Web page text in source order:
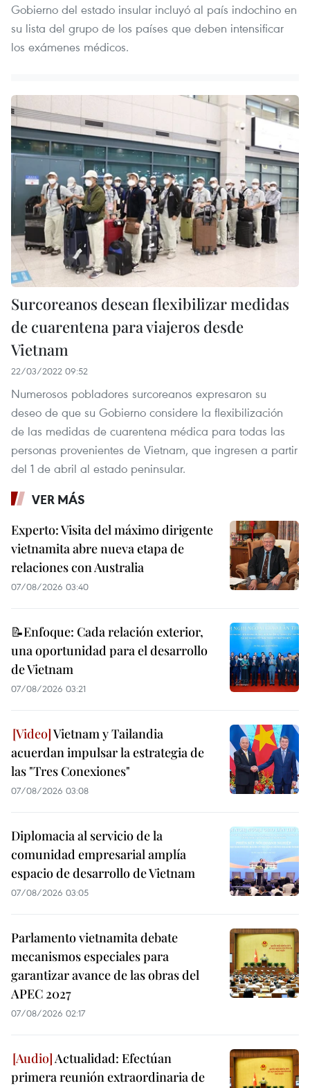
Gobierno del estado insular incluyó al país indochino en
su lista del grupo de los países que deben intensificar
los exámenes médicos.
Surcoreanos desean flexibilizar medidas
de cuarentena para viajeros desde
Vietnam
22/03/2022 09:52
Numerosos pobladores surcoreanos expresaron su
deseo de que su Gobierno considere la flexibilización
de las medidas de cuarentena médica para todas las
personas provenientes de Vietnam, que ingresen a partir
del 1 de abril al estado peninsular.
VER MÁS
Experto: Visita del máximo dirigente
vietnamita abre nueva etapa de
relaciones con Australia
07/08/2026 03:40
📝Enfoque: Cada relación exterior,
una oportunidad para el desarrollo
de Vietnam
07/08/2026 03:21
Vietnam y Tailandia
acuerdan impulsar la estrategia de
las "Tres Conexiones"
07/08/2026 03:08
Diplomacia al servicio de la
comunidad empresarial amplía
espacio de desarrollo de Vietnam
07/08/2026 03:05
Parlamento vietnamita debate
mecanismos especiales para
garantizar avance de las obras del
APEC 2027
07/08/2026 02:17
Actualidad: Efectúan
primera reunión extraordinaria de